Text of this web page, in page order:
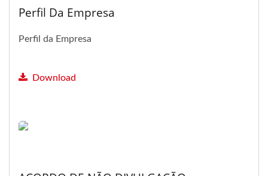
Perfil Da Empresa
Perfil da Empresa
Download